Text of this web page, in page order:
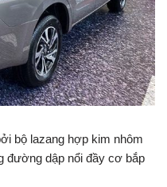
bộ lazang hợp kim nhôm
đường dập nổi đầy cơ bắp